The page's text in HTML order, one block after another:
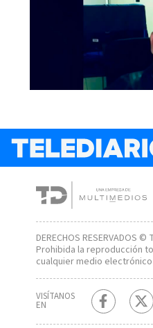
DERECHOS RESERVADOS ©
Prohibida la reproducción
cualquier medio
VISÍTANOS
EN